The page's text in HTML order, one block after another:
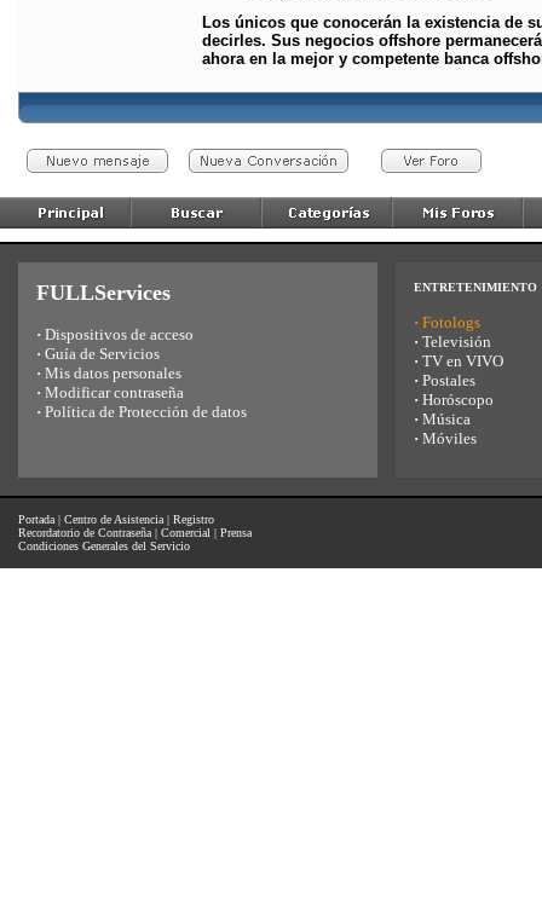
Los únicos que conocerán la existencia de
decirles. Sus negocios offshore
ahora en la mejor y competente banca
FULLServices
· Dispositivos de acceso
· Guía de Servicios
· Mis datos personales
· Modificar contraseña
· Política de Protección de datos
ENTRETENIMIENTO
· Fotologs
· Televisión
· TV en VIVO
· Postales
· Horóscopo
· Música
· Móviles
Portada | Centro de Asistencia | Registro
Recordatorio de Contraseña | Comercial | Prensa
Condiciones Generales del Servicio